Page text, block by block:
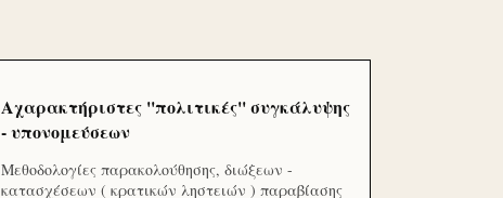
Αχαρακτήριστες ''πολιτικές'' συγκάλυψης
- υπονομεύσεων
Μεθοδολογίες παρακολούθησης, διώξεων -
κατασχέσεων ( κρατικών ληστειών ) παραβίασης